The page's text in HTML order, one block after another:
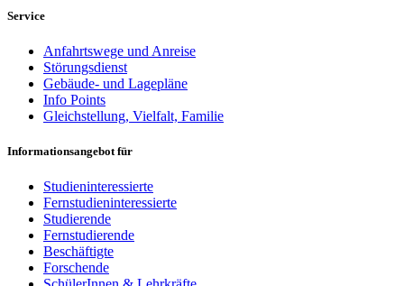
Service
Anfahrtswege und Anreise
Störungsdienst
Gebäude- und Lagepläne
Info Points
Gleichstellung, Vielfalt, Familie
Informationsangebot für
Studieninteressierte
Fernstudieninteressierte
Studierende
Fernstudierende
Beschäftigte
Forschende